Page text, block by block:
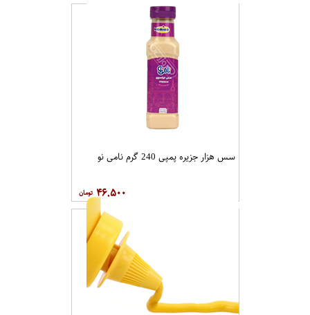
سس هزار جزیره پمپی 240 گرم نامی نو
۴۶,۵۰۰